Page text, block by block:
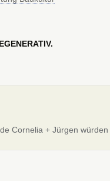
Cornelia + Jürgen